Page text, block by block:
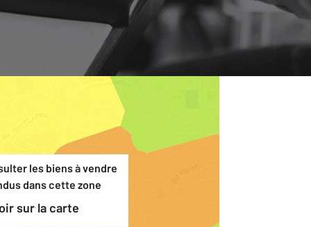
> 2 908 €
les biens à vendre
dans cette zone
sur la carte